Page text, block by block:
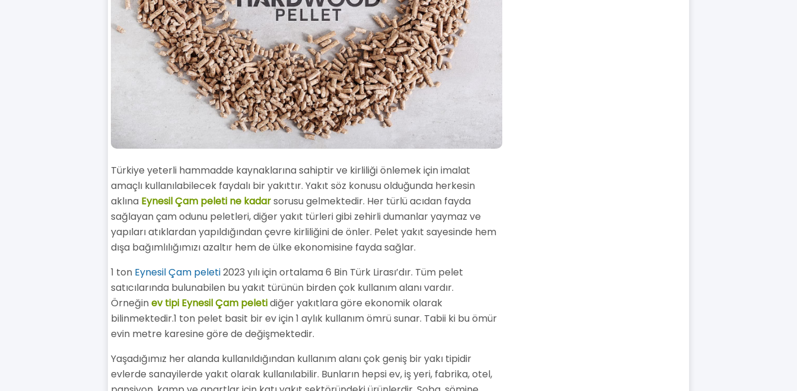
Türkiye yeterli hammadde kaynaklarına sahiptir ve kirliliği önlemek için imalat
amaçlı kullanılabilecek faydalı bir yakıttır. Yakıt söz konusu olduğunda herkesin
aklına Eynesil Çam peleti ne kadarsorusu gelmektedir. Her türlü acıdan fayda
sağlayan çam odunu peletleri, diğer yakıt türleri gibi zehirli dumanlar yaymaz ve
yapıları atıklardan yapıldığından çevre kirliliğini de önler. Pelet yakıt sayesinde hem
dışa bağımlılığımızı azaltır hem de ülke ekonomisine fayda sağlar.
1 ton Eynesil Çam peleti2023 yılı için ortalama 6 Bin Türk Lirası’dır. Tüm pelet
satıcılarında bulunabilen bu yakıt türünün birden çok kullanım alanı vardır.
Örneğinev tipi Eynesil Çam peletidiğer yakıtlara göre ekonomik olarak
bilinmektedir.1 ton pelet basit bir ev için 1 aylık kullanım ömrü sunar. Tabii ki bu ömür
evin metre karesine göre de değişmektedir.
Yaşadığımız her alanda kullanıldığından kullanım alanı çok geniş bir yakı tipidir
evlerde sanayilerde yakıt olarak kullanılabilir. Bunların hepsi ev, iş yeri, fabrika, otel,